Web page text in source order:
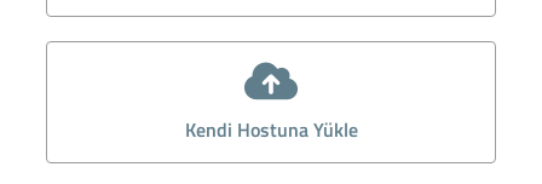
Kendi Hostuna Yükle